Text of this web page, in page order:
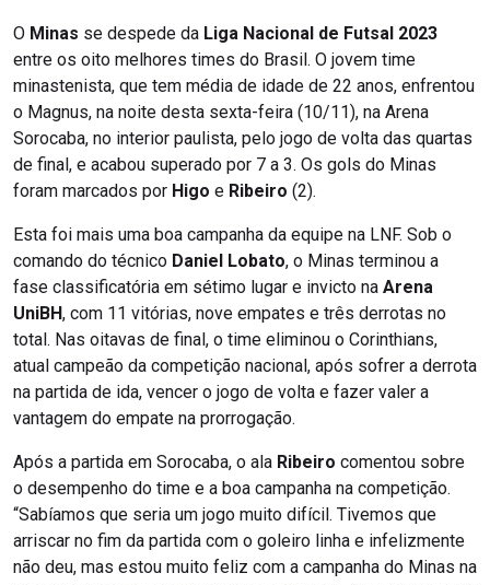
O Minas se despede da Liga Nacional de Futsal 2023
entre os oito melhores times do Brasil. O jovem time
minastenista, que tem média de idade de 22 anos, enfrentou
o Magnus, na noite desta sexta-feira (10/11), na Arena
Sorocaba, no interior paulista, pelo jogo de volta das quartas
de final, e acabou superado por 7 a 3. Os gols do Minas
foram marcados por Higo e Ribeiro (2).
Esta foi mais uma boa campanha da equipe na LNF. Sob o
comando do técnico Daniel Lobato, o Minas terminou a
fase classificatória em sétimo lugar e invicto na Arena
UniBH, com 11 vitórias, nove empates e três derrotas no
total. Nas oitavas de final, o time eliminou o Corinthians,
atual campeão da competição nacional, após sofrer a derrota
na partida de ida, vencer o jogo de volta e fazer valer a
vantagem do empate na prorrogação.
Após a partida em Sorocaba, o ala Ribeiro comentou sobre
o desempenho do time e a boa campanha na competição.
“Sabíamos que seria um jogo muito difícil. Tivemos que
arriscar no fim da partida com o goleiro linha e infelizmente
não deu, mas estou muito feliz com a campanha do Minas na